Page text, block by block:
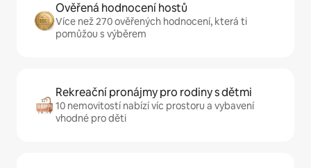
Ověřená hodnocení hostů
Více než 270 ověřených hodnocení, která ti
pomůžou s výběrem
Rekreační pronájmy pro rodiny s dětmi
10 nemovitostí nabízí víc prostoru a vybavení
vhodné pro děti